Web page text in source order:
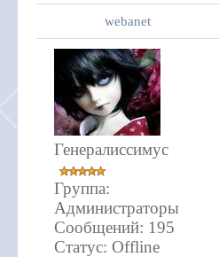
webanet
Генералиссимус
Группа:
Администраторы
Сообщений: 195
Статус: Offline